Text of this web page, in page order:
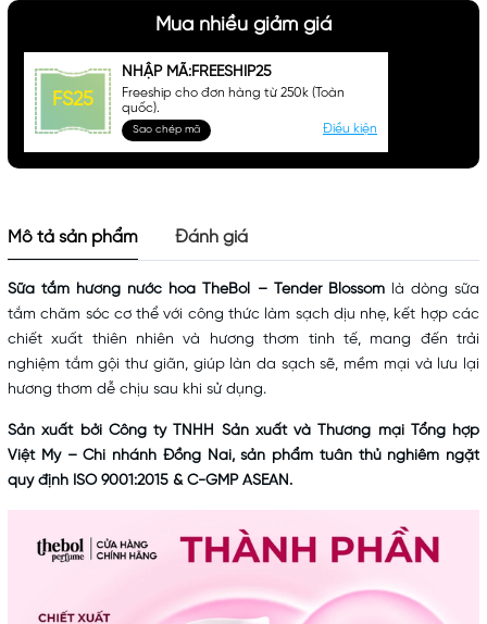
Mua nhiều giảm giá
FS25
NHẬP MÃ:FREESHIP25
Freeship cho đơn hàng từ 250k (Toàn
quốc).
Sao chép mã Điều kiện
Mô tả sản phẩm Đánh giá
Sữa tắm hương nước hoa TheBol – Tender Blossomlà dòng sữa
tắm chăm sóc cơ thể với công thức làm sạch dịu nhẹ, kết hợp các
chiết xuất thiên nhiên và hương thơm tinh tế, mang đến trải
nghiệm tắm gội thư giãn, giúp làn da sạch sẽ, mềm mại và lưu lại
hương thơm dễ chịu sau khi sử dụng.
Sản xuất bởi Công ty TNHH Sản xuất và Thương mại Tổng hợp
Việt My – Chi nhánh Đồng Nai, sản phẩm tuân thủ nghiêm ngặt
quy định ISO 9001:2015 & C-GMP ASEAN.